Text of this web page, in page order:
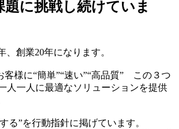
題に挑戦し続けていま
、創業20年になります。
客様に“簡単”“速い”“高品質” この３つ
人一人に最適なソリューションを提供
る”を行動指針に掲げています。